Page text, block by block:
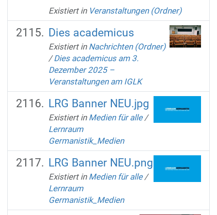
Existiert in Veranstaltungen (Ordner)
Dies academicus
Existiert in Nachrichten (Ordner)
/Dies academicus am 3.
Dezember 2025 –
Veranstaltungen am IGLK
LRG Banner NEU.jpg
Existiert in Medien für alle /
Lernraum
Germanistik_Medien
LRG Banner NEU.png
Existiert in Medien für alle /
Lernraum
Germanistik_Medien